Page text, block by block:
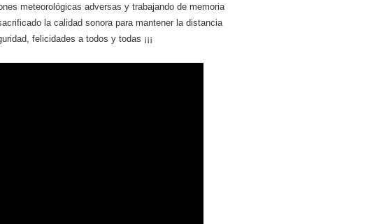
meteorológicas adversas y trabajando de memoria
la calidad sonora para mantener la distancia
felicidades a todos y todas ¡¡¡